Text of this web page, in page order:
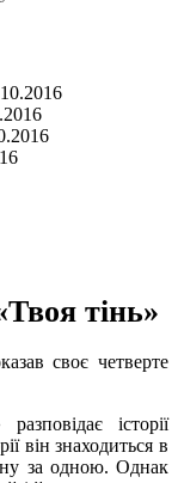
тінь»
своє четверте
історії
він знаходиться в
за одною. Однак